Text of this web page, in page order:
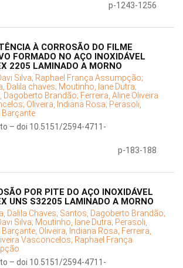
p-1243-1256
À CORROSÃO DO FILME
FORMADO NO AÇO INOXIDÁVEL
2205 LAMINADO A MORNO
Silva; Raphael França Assumpção;
Dalila chaves; Moutinho, Iane Dutra;
Dagoberto Brandão; Ferreira, Aline Oliveira
Oliveira, Indiana Rosa; Perasoli,
Barçante
– doi 10.5151/2594-4711-
p-183-188
POR PITE DO AÇO INOXIDÁVEL
UNS S32205 LAMINADO A MORNO
Dalila Chaves; Santos, Dagoberto Brandão;
Silva; Moutinho, Iane Dutra; Perasoli,
Barçante; Oliveira, Indiana Rosa; Ferreira,
Vasconcelos; Raphael França
– doi 10.5151/2594-4711-